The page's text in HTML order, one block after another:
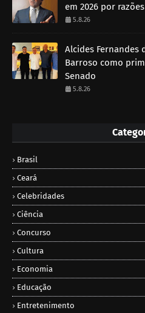
em 2026 por
5.8.26
Alcides Fernandes
Barroso como
Senado
5.8.26
Brasil
Ceará
Celebridades
Ciência
Concurso
Cultura
Economia
Educação
Entretenimento